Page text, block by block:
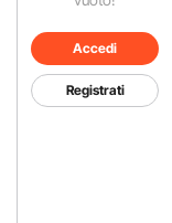
Accedi
Registrati